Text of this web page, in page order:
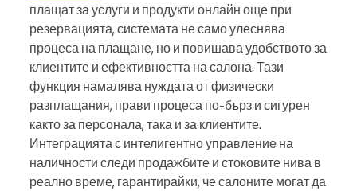
плащат за услуги и продукти онлайн още при
резервацията, системата не само улеснява
процеса на плащане, но и повишава удобството за
клиентите и ефективността на салона. Тази
функция намалява нуждата от физически
разплащания, прави процеса по-бърз и сигурен
както за персонала, така и за клиентите.
Интеграцията с интелигентно управление на
наличности следи продажбите и стоковите нива в
реално време, гарантирайки, че салоните могат да